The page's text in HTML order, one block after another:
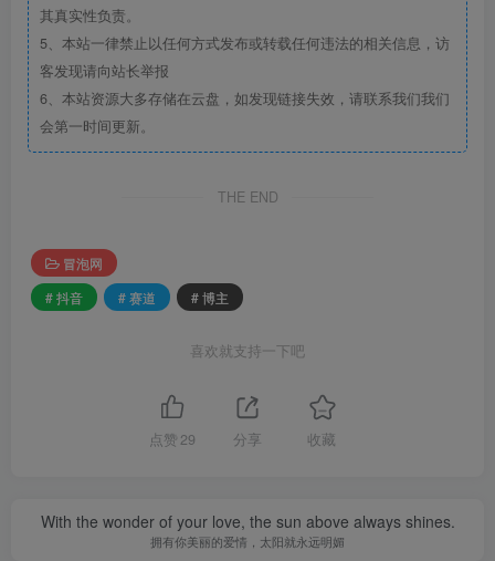
其真实性负责。
5、本站一律禁止以任何方式发布或转载任何违法的相关信息，访
客发现请向站长举报
6、本站资源大多存储在云盘，如发现链接失效，请联系我们我们
会第一时间更新。
THE END
冒泡网
# 抖音
# 赛道 # 博主
喜欢就支持一下吧
点赞 29 分享 收藏
With the wonder of your love, the sun above always shines.
拥有你美丽的爱情，太阳就永远明媚